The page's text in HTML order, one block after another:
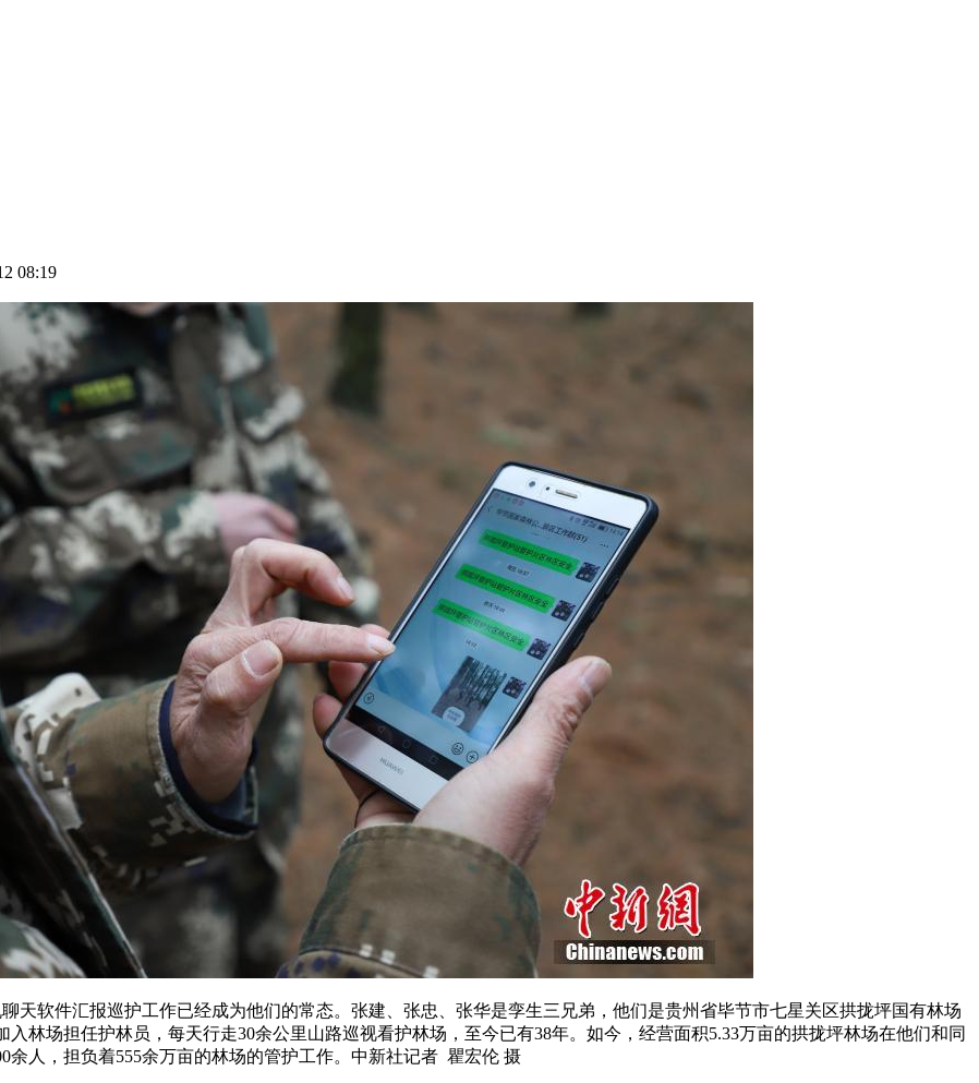
08:19
软件汇报巡护工作已经成为他们的常态。张建、张忠、张华是孪生三兄弟，他们是贵州省毕节市七星关区拱拢坪国有林场
林场担任护林员，每天行走30余公里山路巡视看护林场，至今已有38年。如今，经营面积5.33万亩的拱拢坪林场在他们和同
人，担负着555余万亩的林场的管护工作。中新社记者 瞿宏伦 摄